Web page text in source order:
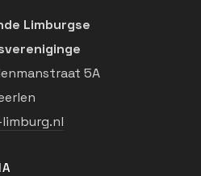
Limburgse
5A